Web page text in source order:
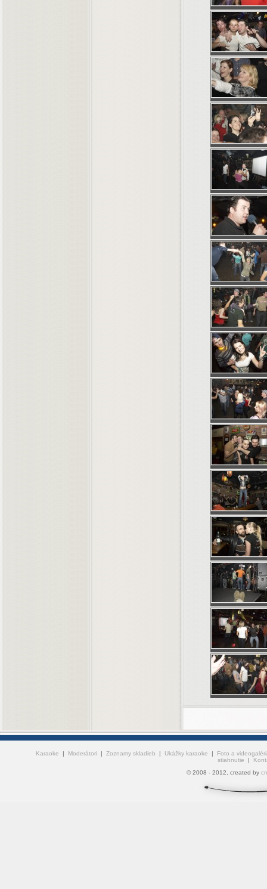
Karaoke | Moderátori | Zoznamy skladieb | Ukážky karaoke | Foto a
stiahnutie |
© 2008 - 2012, created by